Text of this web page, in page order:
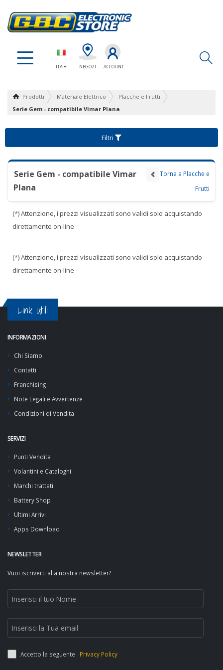
ITA NEGOZI ACCOUNT
Prodotti Materiale Elettrico
Placche e Frutti
Serie Gem - compatibile Vimar Plana
Filtri
Serie Gem - compatibile Vimar
Plana
Torna a Placche e
Frutti
(*) Attenzione, i prezzi visualizzati sono validi solo acquistando
direttamente on-line
(*) Attenzione, i prezzi visualizzati sono validi solo acquistando
direttamente on-line
Link Utili
INFORMAZIONI
Chi Siamo
Contatti
Franchising
Note Legali e Avvertenze
Condizioni di Vendita
SERVIZI
Punti Vendita
Volantini e Cataloghi
Marchi trattati
Battery Shop
Ultimi Arrivi
Apps Download
NEWSLETTER
Vuoi iscriverti alla nostra newsletter?
Accetto la seguente Privacy Policy